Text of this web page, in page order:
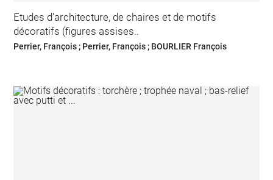
Etudes d'architecture, de chaires et de motifs
décoratifs (figures assises..
Perrier, François ; Perrier, François ; BOURLIER François